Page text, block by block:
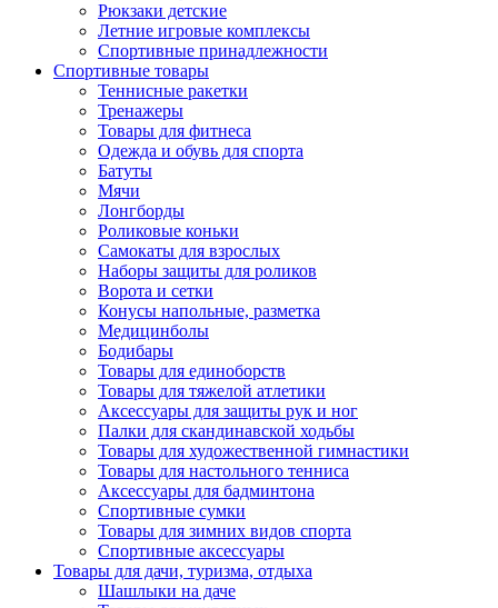
Рюкзаки детские
Летние игровые комплексы
Спортивные принадлежности
Спортивные товары
Теннисные ракетки
Тренажеры
Товары для фитнеса
Одежда и обувь для спорта
Батуты
Мячи
Лонгборды
Роликовые коньки
Самокаты для взрослых
Наборы защиты для роликов
Ворота и сетки
Конусы напольные, разметка
Медицинболы
Бодибары
Товары для единоборств
Товары для тяжелой атлетики
Аксессуары для защиты рук и ног
Палки для скандинавской ходьбы
Товары для художественной гимнастики
Товары для настольного тенниса
Аксессуары для бадминтона
Спортивные сумки
Товары для зимних видов спорта
Спортивные аксессуары
Товары для дачи, туризма, отдыха
Шашлыки на даче